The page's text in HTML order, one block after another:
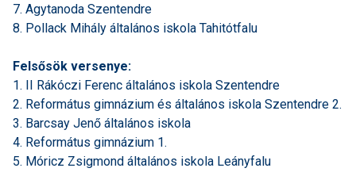
7. Agytanoda Szentendre
8. Pollack Mihály általános iskola Tahitótfalu
Felsősök versenye:
1. II Rákóczi Ferenc általános iskola Szentendre
2. Református gimnázium és általános iskola Szentendre 2.
3. Barcsay Jenő általános iskola
4. Református gimnázium 1.
5. Móricz Zsigmond általános iskola Leányfalu